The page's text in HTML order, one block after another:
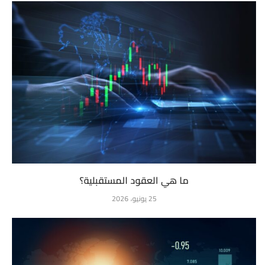
ما هي العقود المستقبلية؟
25 يونيو، 2026